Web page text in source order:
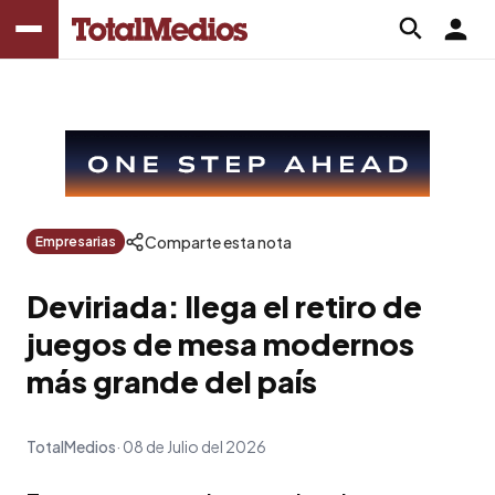
Empresarias Comparte esta nota
Deviriada: llega el retiro de
juegos de mesa modernos
más grande del país
TotalMedios 08 de Julio del 2026